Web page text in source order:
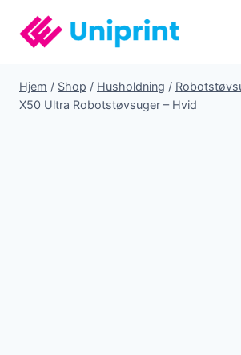
indhold
Hjem / Shop / Husholdning /
X50 Ultra Robotstøvsuger – Hvid